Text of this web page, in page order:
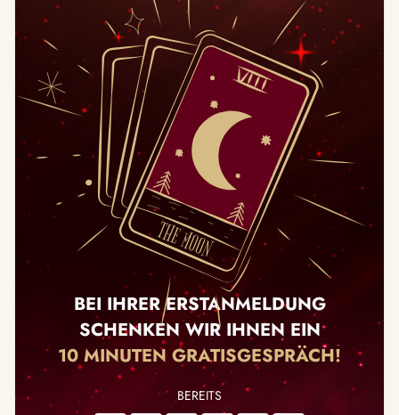
BEI IHRER ERSTANMELDUNG
SCHENKEN WIR IHNEN EIN
10 MINUTEN GRATISGESPRÄCH!